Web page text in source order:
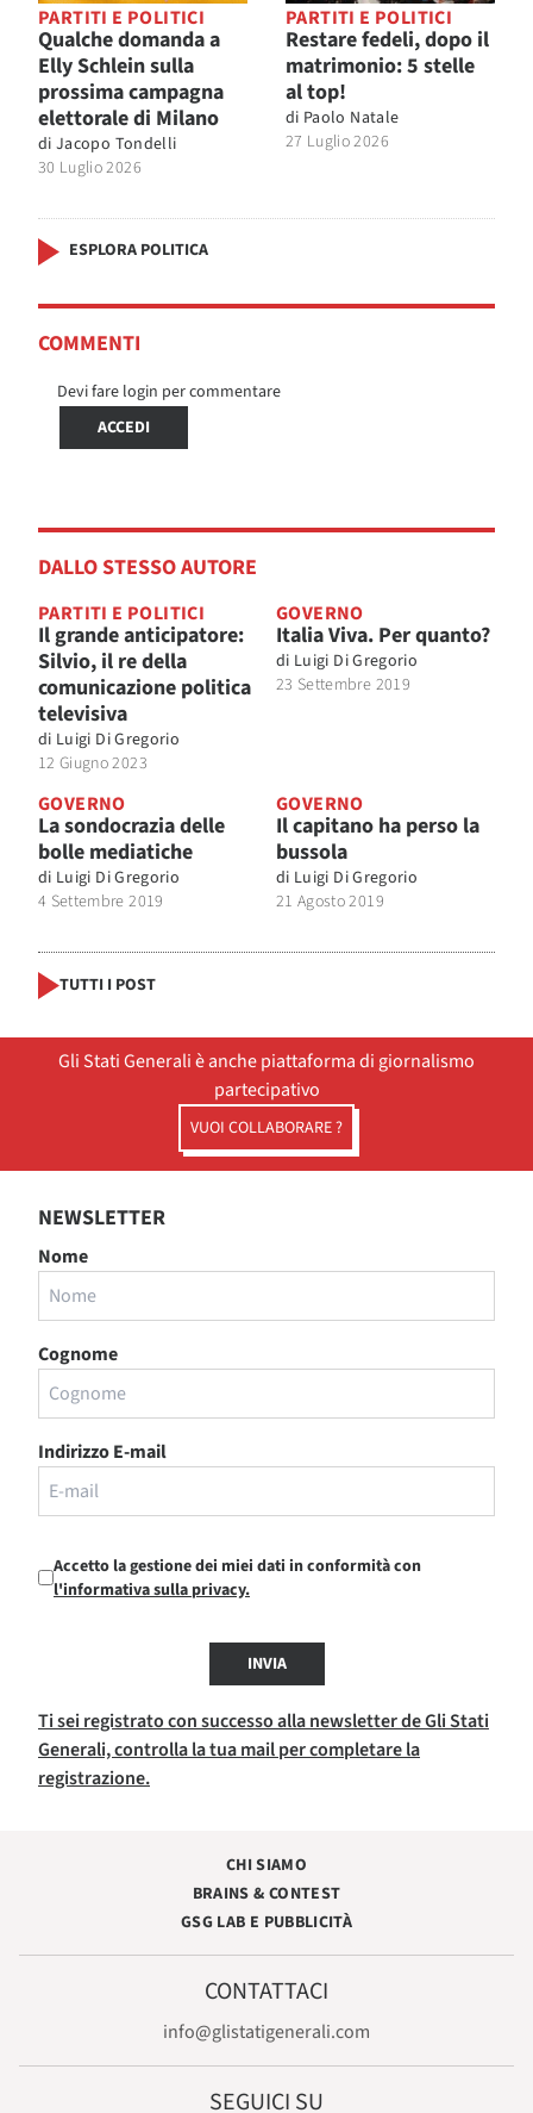
PARTITI E POLITICI
Qualche domanda a
Elly Schlein sulla
prossima campagna
elettorale di Milano
di Jacopo Tondelli
30 Luglio 2026
PARTITI E POLITICI
Restare fedeli, dopo il
matrimonio: 5 stelle
al top!
di Paolo Natale
27 Luglio 2026
ESPLORA POLITICA
COMMENTI
Devi fare login per commentare
ACCEDI
DALLO STESSO AUTORE
PARTITI E POLITICI
Il grande anticipatore:
Silvio, il re della
comunicazione politica
televisiva
di Luigi Di Gregorio
12 Giugno 2023
GOVERNO
Italia Viva. Per quanto?
di Luigi Di Gregorio
23 Settembre 2019
GOVERNO
La sondocrazia delle
bolle mediatiche
di Luigi Di Gregorio
4 Settembre 2019
GOVERNO
Il capitano ha perso la
bussola
di Luigi Di Gregorio
21 Agosto 2019
TUTTI I POST
Gli Stati Generali è anche piattaforma di giornalismo
partecipativo
VUOI COLLABORARE ?
NEWSLETTER
Nome
Cognome
Indirizzo E-mail
Accetto la gestione dei miei dati in conformità con
l'informativa sulla privacy.
INVIA
Ti sei registrato con successo alla newsletter de Gli Stati
Generali, controlla la tua mail per completare la
registrazione.
CHI SIAMO
BRAINS & CONTEST
GSG LAB E PUBBLICITÀ
CONTATTACI
info@glistatigenerali.com
SEGUICI SU